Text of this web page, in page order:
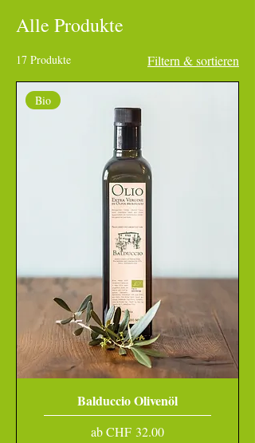
Alle Produkte
17 Produkte Filtern & sortieren
Bio
Balduccio Olivenöl
abCHF 32.00
Sale-Preis